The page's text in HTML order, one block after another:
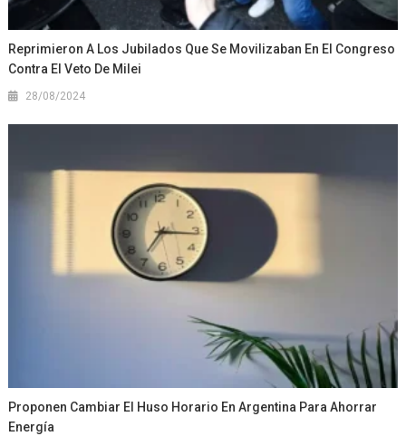
Reprimieron A Los Jubilados Que Se Movilizaban En El Congreso
Contra El Veto De Milei
28/08/2024
Proponen Cambiar El Huso Horario En Argentina Para Ahorrar
Energía